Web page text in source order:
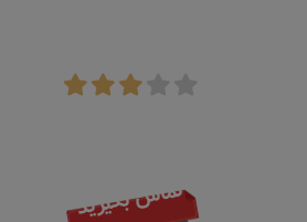
استارت کپچر